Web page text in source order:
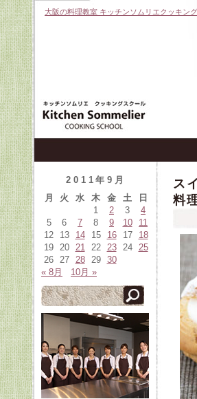
大阪の料理教室 キッチンソムリエクッキン
ス
料
2011年9月
月
火 水 木 金 土
日
1
2 3
4
5
6 7 8 9 10
11
12
13 14 15 16 17
18
19 20 21 22 23 24
25
26 27 28 29
30
« 8月
10月 »